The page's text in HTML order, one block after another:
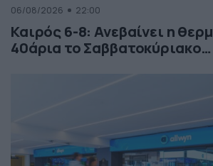
06/08/2026 22:00
Καιρός 6-8: Ανεβαίνει η
40άρια το